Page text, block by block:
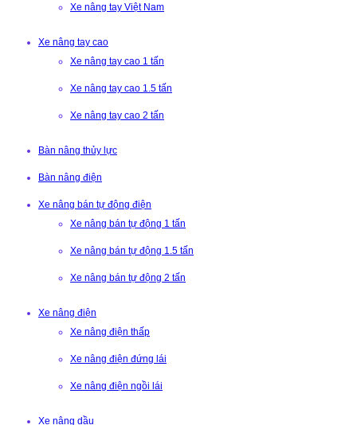
Xe nâng tay Việt Nam
Xe nâng tay cao
Xe nâng tay cao 1 tấn
Xe nâng tay cao 1.5 tấn
Xe nâng tay cao 2 tấn
Bàn nâng thủy lực
Bàn nâng điện
Xe nâng bán tự động điện
Xe nâng bán tự động 1 tấn
Xe nâng bán tự động 1.5 tấn
Xe nâng bán tự động 2 tấn
Xe nâng điện
Xe nâng điện thấp
Xe nâng điện đứng lái
Xe nâng điện ngồi lái
Xe nâng dầu